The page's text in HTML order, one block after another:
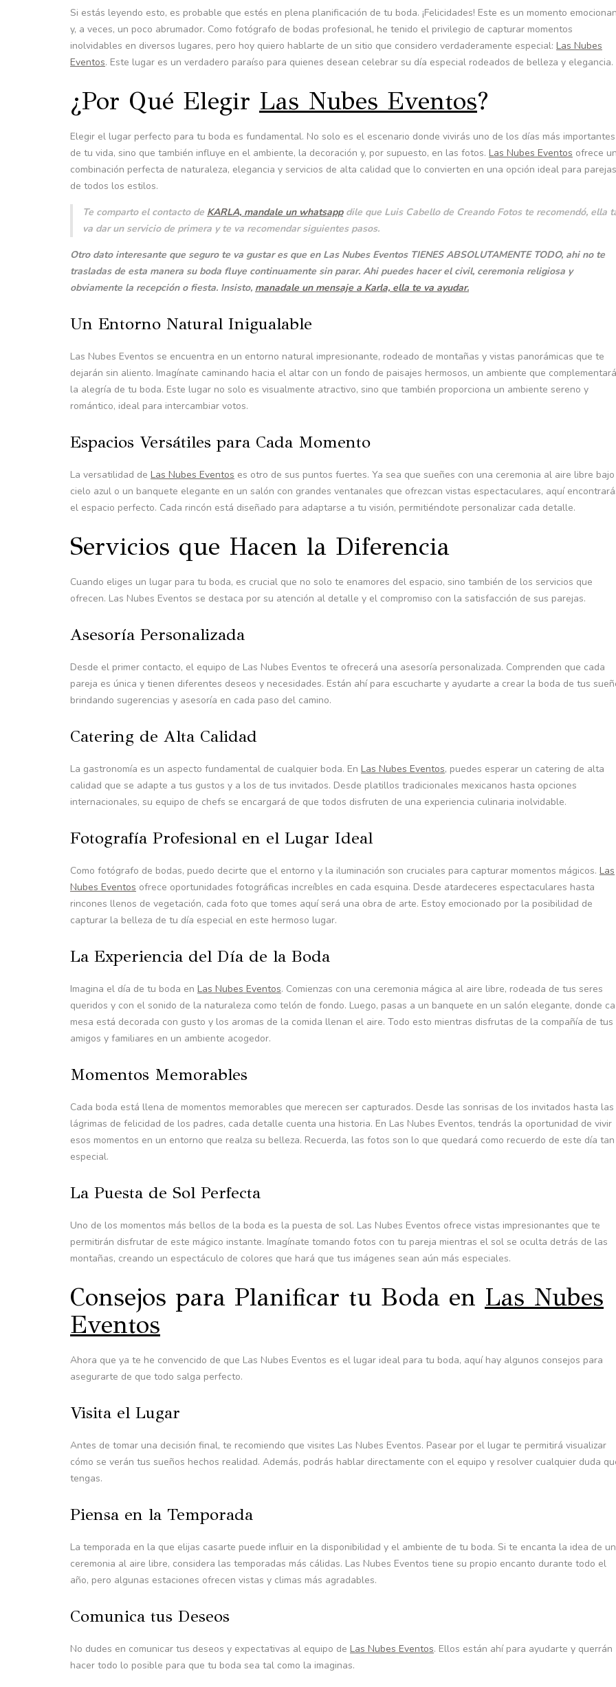
Si estás leyendo esto, es probable que estés en plena planificación de tu boda. ¡Felicidades! Este es un momento
y, a veces, un poco abrumador. Como fotógrafo de bodas profesional, he tenido el privilegio de capturar momentos
inolvidables en diversos lugares, pero hoy quiero hablarte de un sitio que considero verdaderamente especial: Las Nubes
Eventos. Este lugar es un verdadero paraíso para quienes desean celebrar su día especial rodeados de belleza y elegancia.
¿Por Qué Elegir Las Nubes Eventos?
Elegir el lugar perfecto para tu boda es fundamental. No solo es el escenario donde vivirás uno de los días más importantes
de tu vida, sino que también influye en el ambiente, la decoración y, por supuesto, en las fotos. Las Nubes Eventos ofrece
combinación perfecta de naturaleza, elegancia y servicios de alta calidad que lo convierten en una opción ideal para parejas
de todos los estilos.
Te comparto el contacto de KARLA, mandale un whatsappdile que Luis Cabello de Creando Fotos te recomendó, ella
va dar un servicio de primera y te va recomendar siguientes pasos.
Otro dato interesante que seguro te va gustar es que en Las Nubes Eventos TIENES ABSOLUTAMENTE TODO, ahi no te
trasladas de esta manera su boda fluye continuamente sin parar. Ahi puedes hacer el civil, ceremonia religiosa y
obviamente la recepción o fiesta. Insisto, manadale un mensaje a Karla, ella te va ayudar.
Un Entorno Natural Inigualable
Las Nubes Eventos se encuentra en un entorno natural impresionante, rodeado de montañas y vistas panorámicas que te
dejarán sin aliento. Imagínate caminando hacia el altar con un fondo de paisajes hermosos, un ambiente que complementará
la alegría de tu boda. Este lugar no solo es visualmente atractivo, sino que también proporciona un ambiente sereno y
romántico, ideal para intercambiar votos.
Espacios Versátiles para Cada Momento
La versatilidad de Las Nubes Eventos es otro de sus puntos fuertes. Ya sea que sueñes con una ceremonia al aire libre
cielo azul o un banquete elegante en un salón con grandes ventanales que ofrezcan vistas espectaculares, aquí
el espacio perfecto. Cada rincón está diseñado para adaptarse a tu visión, permitiéndote personalizar cada detalle.
Servicios que Hacen la Diferencia
Cuando eliges un lugar para tu boda, es crucial que no solo te enamores del espacio, sino también de los servicios que
ofrecen. Las Nubes Eventos se destaca por su atención al detalle y el compromiso con la satisfacción de sus parejas.
Asesoría Personalizada
Desde el primer contacto, el equipo de Las Nubes Eventos te ofrecerá una asesoría personalizada. Comprenden que cada
pareja es única y tienen diferentes deseos y necesidades. Están ahí para escucharte y ayudarte a crear la boda de tus
brindando sugerencias y asesoría en cada paso del camino.
Catering de Alta Calidad
La gastronomía es un aspecto fundamental de cualquier boda. En Las Nubes Eventos, puedes esperar un catering de alta
calidad que se adapte a tus gustos y a los de tus invitados. Desde platillos tradicionales mexicanos hasta opciones
internacionales, su equipo de chefs se encargará de que todos disfruten de una experiencia culinaria inolvidable.
Fotografía Profesional en el Lugar Ideal
Como fotógrafo de bodas, puedo decirte que el entorno y la iluminación son cruciales para capturar momentos mágicos. Las
Nubes Eventos ofrece oportunidades fotográficas increíbles en cada esquina. Desde atardeceres espectaculares hasta
rincones llenos de vegetación, cada foto que tomes aquí será una obra de arte. Estoy emocionado por la posibilidad de
capturar la belleza de tu día especial en este hermoso lugar.
La Experiencia del Día de la Boda
Imagina el día de tu boda en Las Nubes Eventos. Comienzas con una ceremonia mágica al aire libre, rodeada de tus seres
queridos y con el sonido de la naturaleza como telón de fondo. Luego, pasas a un banquete en un salón elegante, donde
mesa está decorada con gusto y los aromas de la comida llenan el aire. Todo esto mientras disfrutas de la compañía de tus
amigos y familiares en un ambiente acogedor.
Momentos Memorables
Cada boda está llena de momentos memorables que merecen ser capturados. Desde las sonrisas de los invitados hasta las
lágrimas de felicidad de los padres, cada detalle cuenta una historia. En Las Nubes Eventos, tendrás la oportunidad de vivir
esos momentos en un entorno que realza su belleza. Recuerda, las fotos son lo que quedará como recuerdo de este día tan
especial.
La Puesta de Sol Perfecta
Uno de los momentos más bellos de la boda es la puesta de sol. Las Nubes Eventos ofrece vistas impresionantes que te
permitirán disfrutar de este mágico instante. Imagínate tomando fotos con tu pareja mientras el sol se oculta detrás de las
montañas, creando un espectáculo de colores que hará que tus imágenes sean aún más especiales.
Consejos para Planificar tu Boda en Las Nubes
Eventos
Ahora que ya te he convencido de que Las Nubes Eventos es el lugar ideal para tu boda, aquí hay algunos consejos para
asegurarte de que todo salga perfecto.
Visita el Lugar
Antes de tomar una decisión final, te recomiendo que visites Las Nubes Eventos. Pasear por el lugar te permitirá visualizar
cómo se verán tus sueños hechos realidad. Además, podrás hablar directamente con el equipo y resolver cualquier duda
tengas.
Piensa en la Temporada
La temporada en la que elijas casarte puede influir en la disponibilidad y el ambiente de tu boda. Si te encanta la idea de
ceremonia al aire libre, considera las temporadas más cálidas. Las Nubes Eventos tiene su propio encanto durante todo el
año, pero algunas estaciones ofrecen vistas y climas más agradables.
Comunica tus Deseos
No dudes en comunicar tus deseos y expectativas al equipo de Las Nubes Eventos. Ellos están ahí para ayudarte y querrán
hacer todo lo posible para que tu boda sea tal como la imaginas.